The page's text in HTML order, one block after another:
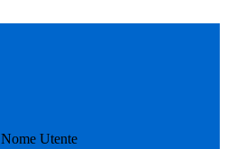
Nome Utente